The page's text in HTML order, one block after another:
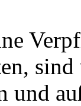
und